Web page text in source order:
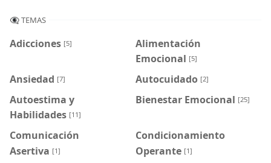
👁️‍🗨️ TEMAS
Adicciones [5]
Alimentación
Emocional [5]
Ansiedad [7] Autocuidado [2]
Autoestima y
Habilidades [11]
Bienestar Emocional [25]
Comunicación
Asertiva [1]
Condicionamiento
Operante [1]